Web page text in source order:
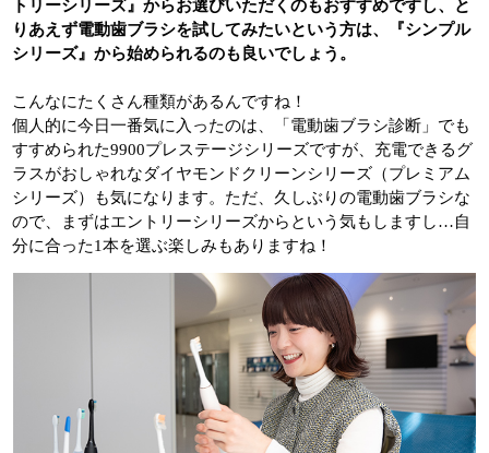
トリーシリーズ』からお選びいただくのもおすすめですし、と
りあえず電動歯ブラシを試してみたいという方は、『シンプル
シリーズ』から始められるのも良いでしょう。
こんなにたくさん種類があるんですね！
個人的に今日一番気に入ったのは、「電動歯ブラシ診断」でも
すすめられた9900プレステージシリーズですが、充電できるグ
ラスがおしゃれなダイヤモンドクリーンシリーズ（プレミアム
シリーズ）も気になります。ただ、久しぶりの電動歯ブラシな
ので、まずはエントリーシリーズからという気もしますし…自
分に合った1本を選ぶ楽しみもありますね！